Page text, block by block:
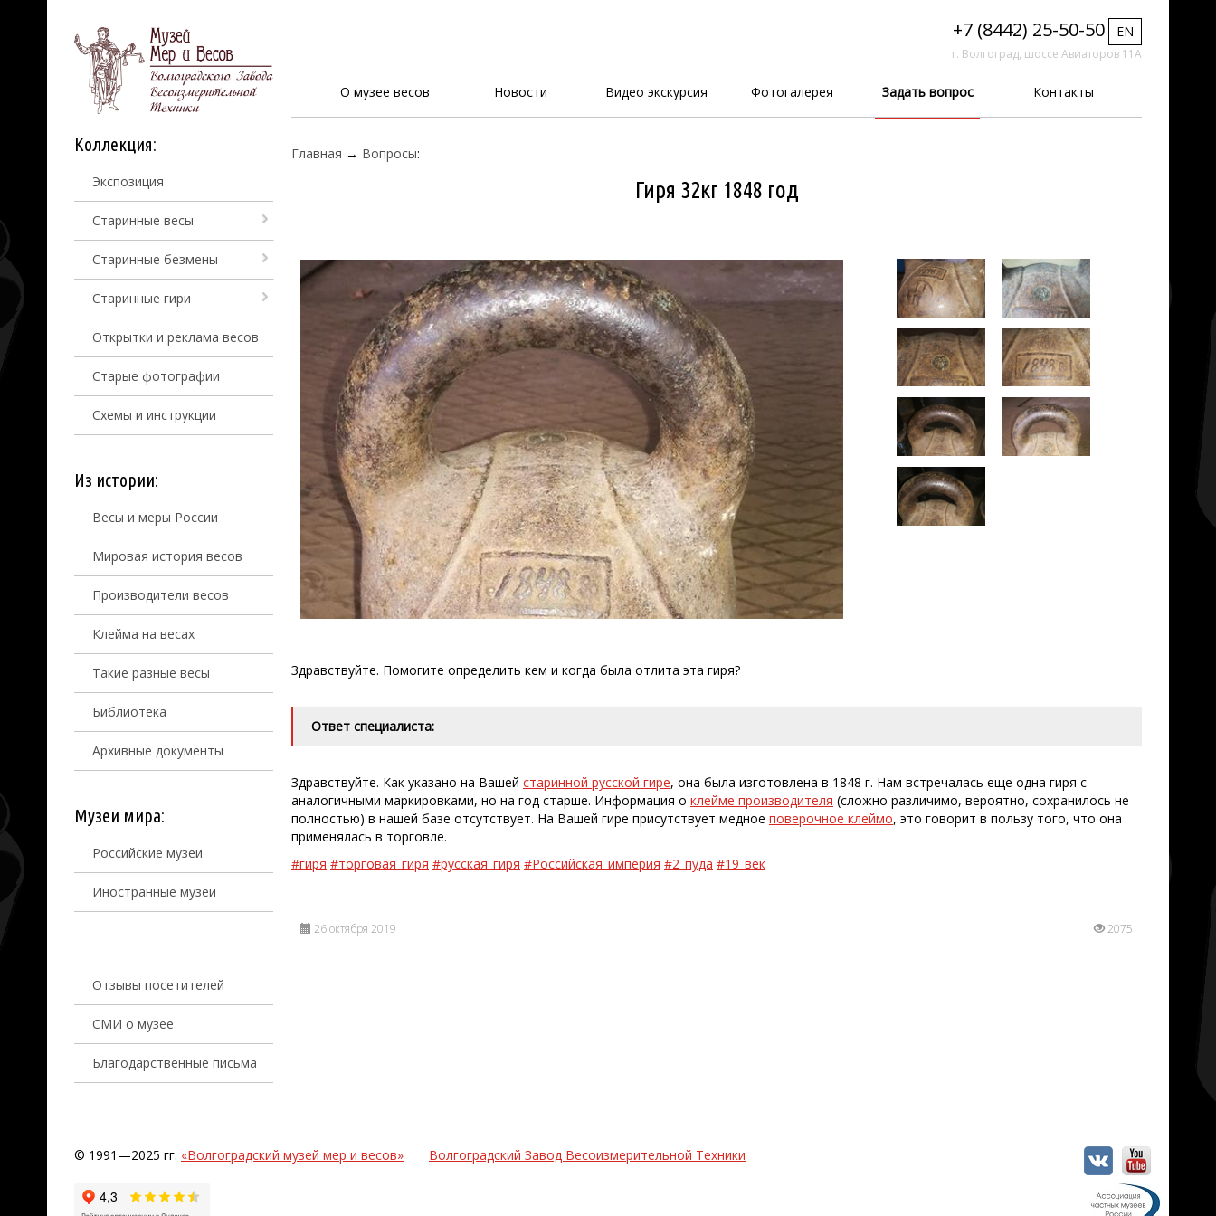
+7 (8442) 25-50-50 EN
г. Волгоград, шоссе Авиаторов 11А
О музее весов Новости Видео экскурсия Фотогалерея Задать вопрос Контакты
Коллекция:
Экспозиция
Старинные весы
Старинные безмены
Старинные гири
Открытки и реклама весов
Старые фотографии
Схемы и инструкции
Из истории:
Весы и меры России
Мировая история весов
Производители весов
Клейма на весах
Такие разные весы
Библиотека
Архивные документы
Музеи мира:
Российские музеи
Иностранные музеи
Отзывы посетителей
СМИ о музее
Благодарственные письма
Главная → Вопросы:
Гиря 32кг 1848 год
Здравствуйте. Помогите определить кем и когда была отлита эта гиря?
Ответ специалиста:
Здравствуйте. Как указано на Вашей старинной русской гире, она была изготовлена в 1848 г. Нам встречалась еще одна гиря с
аналогичными маркировками, но на год старше. Информация о клейме производителя (сложно различимо, вероятно, сохранилось не
полностью) в нашей базе отсутствует. На Вашей гире присутствует медное поверочное клеймо, это говорит в пользу того, что она
применялась в торговле.
#гиря #торговая_гиря #русская_гиря #Российская_империя #2_пуда #19_век
2075
26 октября 2019
© 1991—2025 гг. «Волгоградский музей мер и весов» Волгоградский Завод Весоизмерительной Техники